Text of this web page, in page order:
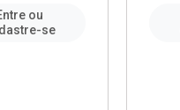
ou
se